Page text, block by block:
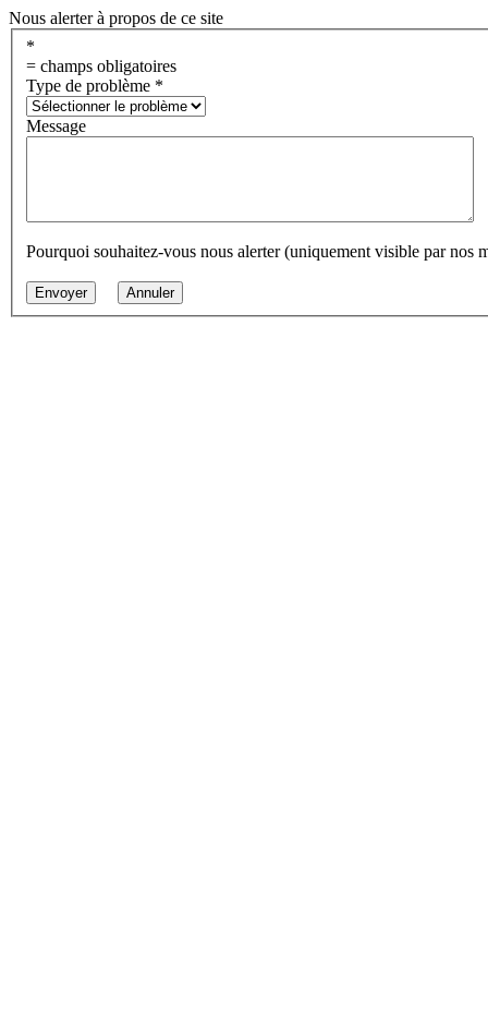
Nous alerter à propos de ce site
*
= champs obligatoires
Type de problème *
Message
Pourquoi souhaitez-vous nous alerter (uniquement visible par nos